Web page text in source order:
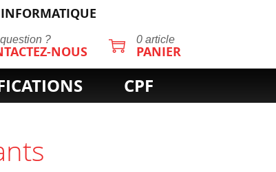
?
NOUS
0 article
PANIER
CPF